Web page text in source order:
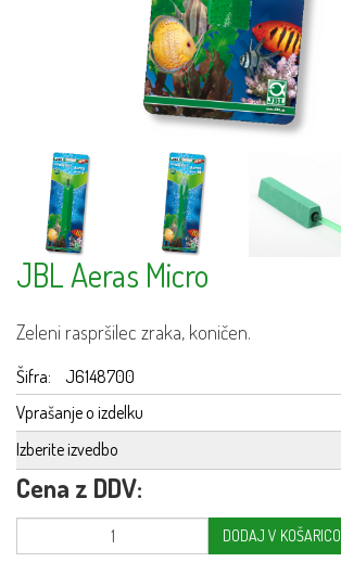
JBL Aeras Micro
Zeleni raspršilec zraka, koničen.
Šifra:
J6148700
Vprašanje o izdelku
Izberite izvedbo
Cena z DDV:
DODAJ V KOŠARICO